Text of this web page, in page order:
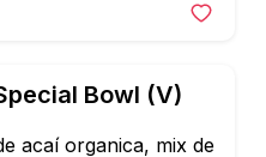
de hemps y
Bowl (V)
acaí organica, mix de